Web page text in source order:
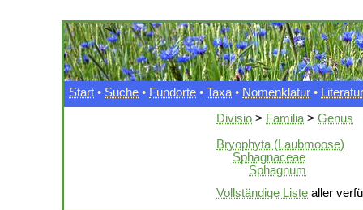
Start • Suche • Fundorte • Taxa • Nomenklatur • Literatur
Divisio > Familia > Genus
Bryophyta (Laubmoose)
Sphagnaceae
Sphagnum
Vollständige Liste aller